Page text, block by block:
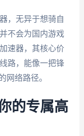
，无异于想骑自
不会为国内游戏
速器，其核心价
路，能像一把锋
网络路径。
的专属高